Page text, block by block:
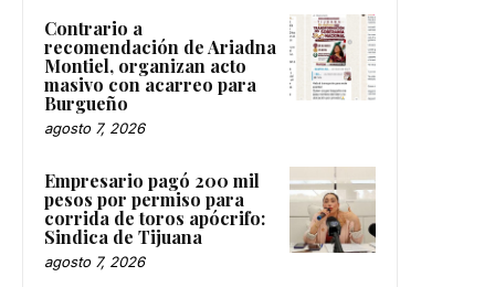
Contrario a
recomendación de Ariadna
Montiel, organizan acto
masivo con acarreo para
Burgueño
agosto 7, 2026
Empresario pagó 200 mil
pesos por permiso para
corrida de toros apócrifo:
Sindica de Tijuana
agosto 7, 2026